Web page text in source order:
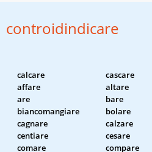
controidindicare
calcare cascare
affare altare
are bare
biancomangiare bolare
cagnare calzare
centiare cesare
comare compare